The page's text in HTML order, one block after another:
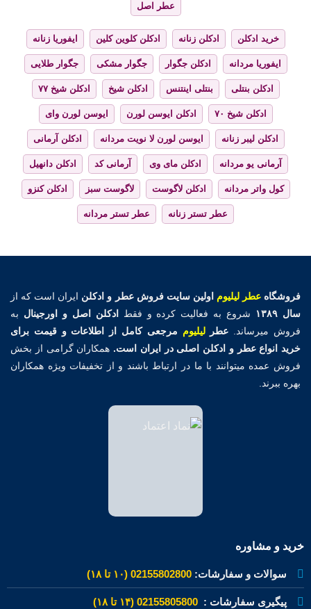
عطر اصل
خرید ادکلن ادکلن زنانه ادکلن کلوین کلین ایفوریا زنانه
ایفوریا مردانه ادکلن جگوار جگوار مشکی جگوار طلایی
ادکلن بنتلی بنتلی اینتنس ادکلن شیخ ادکلن شیخ ۷۷
ادکلن شیخ ۷۰ ادکلن ایوسن لورن ایوسن لورن وای
ادکلن لیبر زنانه ایوسن لورن لا نویت مردانه ادکلن آرمانی
آرمانی یو مردانه ادکلن مای وی آرمانی کد ادکلن دانهیل
کول واتر مردانه ادکلن لاگوست لاگوست سبز ادکلن کنزو
عطر تستر زنانه عطر تستر مردانه
فروشگاهعطر لیلیوم اولین سایت فروش عطر و ادکلن ایران است که از
سال ۱۳۸۹
شروع به فعالیت کرده و فقط ادکلن اصل و اورجینال به
فروش میرساند. عطرلیلیوم مرجعی کامل از اطلاعات و قیمت برای
خرید انواع عطر و ادکلن اصلی در ایران است. همکاران گرامی از بخش
فروش عمده میتوانند با ما در ارتباط باشند و از تخفیفات ویژه همکاران
بهره ببرند.
خرید و مشاوره
سوالات و سفارشات: 02155802800 (۱۰ تا ۱۸)
پیگیری سفارشات : 02155805800 (۱۴ تا ۱۸)